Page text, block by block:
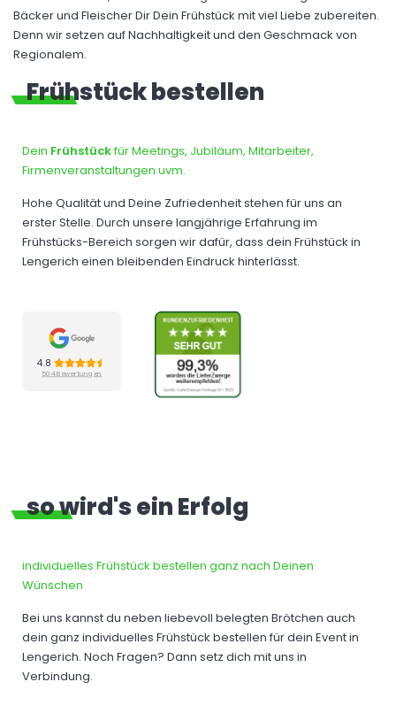
Bäcker und Fleischer Dir Dein Frühstück mit viel Liebe zubereiten.
Denn wir setzen auf Nachhaltigkeit und den Geschmack von
Regionalem.
Frühstück bestellen
Dein Frühstückfür Meetings, Jubiläum, Mitarbeiter,
Firmenveranstaltungen uvm.
Hohe Qualität und Deine Zufriedenheit stehen für uns an
erster Stelle. Durch unsere langjährige Erfahrung im
Frühstücks-Bereich sorgen wir dafür, dass dein Frühstück in
Lengerich einen bleibenden Eindruck hinterlässt.
4.8
504 Bewertungen
so wird's ein Erfolg
individuelles Frühstück bestellen ganz nach Deinen
Wünschen
Bei uns kannst du neben liebevoll belegten Brötchen auch
dein ganz individuelles Frühstück bestellen für dein Event in
Lengerich. Noch Fragen? Dann setz dich mit uns in
Verbindung.